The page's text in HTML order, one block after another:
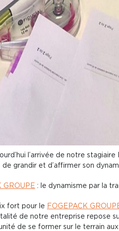
l’arrivée de notre
de grandir et d’affirmer son
GROUPE : le dynamisme par la
fort pour le FOGEPACK
de notre entreprise repose
de se former sur le terrain